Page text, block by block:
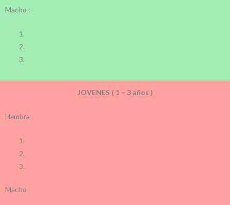
Macho :
JOVENES ( 1 – 3 años )
Hembra
Macho